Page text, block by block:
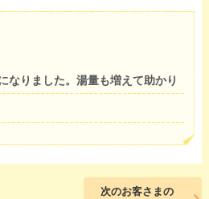
なりました。湯量も増えて助かり
次のお客さまの